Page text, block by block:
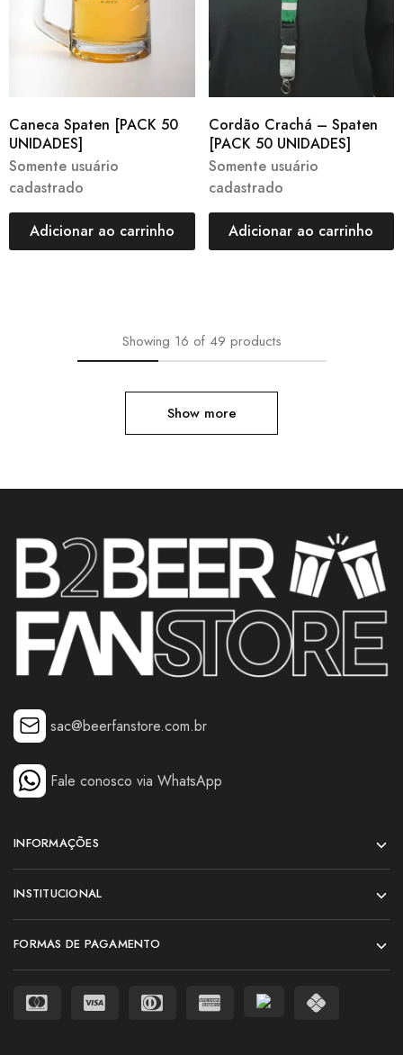
Caneca Spaten [PACK 50
UNIDADES]
Somente usuário
cadastrado
Adicionar ao carrinho
Cordão Crachá – Spaten
[PACK 50 UNIDADES]
Somente usuário
cadastrado
Adicionar ao carrinho
Showing 16 of 49 products
Show more
sac@beerfanstore.com.br
Fale conosco via WhatsApp
INFORMAÇÕES
INSTITUCIONAL
FORMAS DE PAGAMENTO